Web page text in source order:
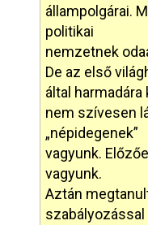
állampolgárai.
politikai
nemzetnek
De az első
által
nem szívesen
„népidegenek”
vagyunk.
vagyunk.
Aztán
szabályozással